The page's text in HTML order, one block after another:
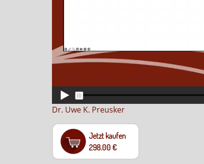
Dr. Uwe K. Preusker
Jetzt kaufen
298.00 €